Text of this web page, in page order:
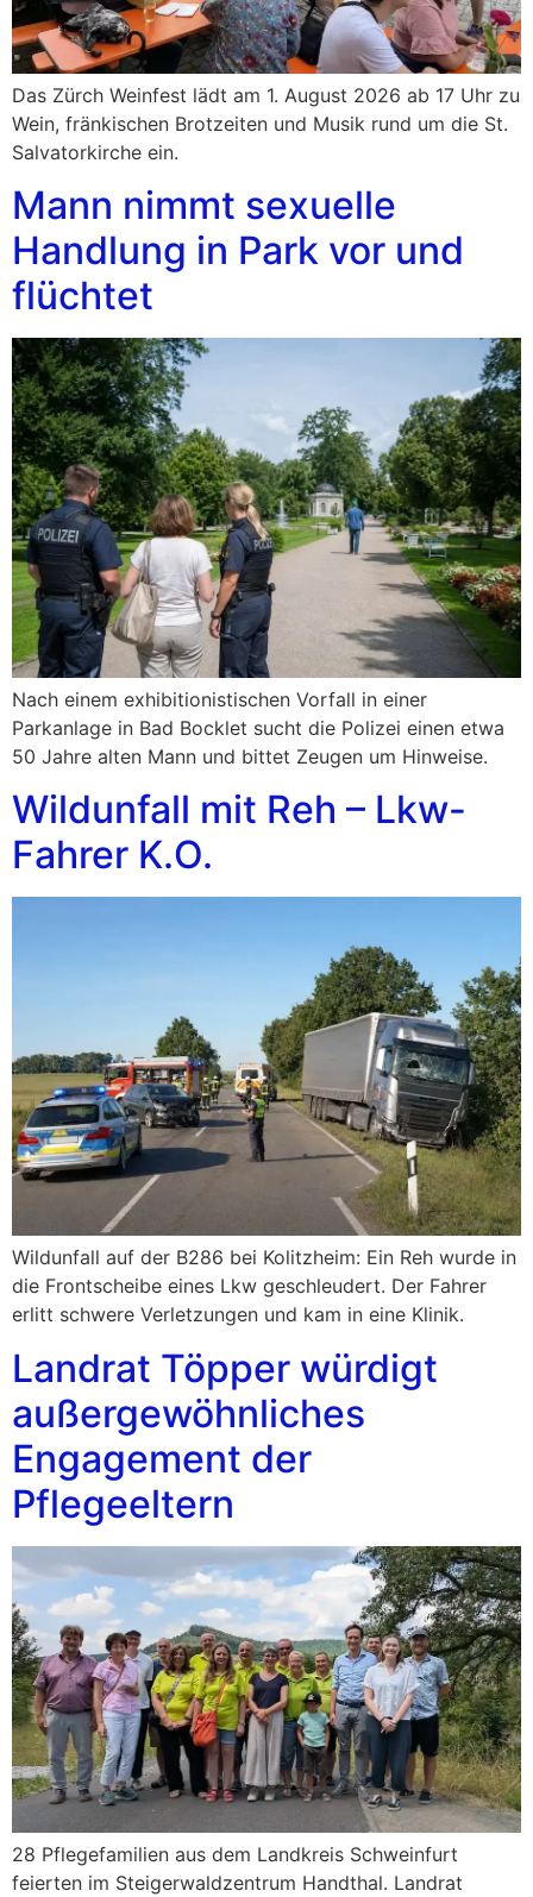
Das Zürch Weinfest lädt am 1. August 2026 ab 17 Uhr zu
Wein, fränkischen Brotzeiten und Musik rund um die St.
Salvatorkirche ein.
Mann nimmt sexuelle
Handlung in Park vor und
flüchtet
Nach einem exhibitionistischen Vorfall in einer
Parkanlage in Bad Bocklet sucht die Polizei einen etwa
50 Jahre alten Mann und bittet Zeugen um Hinweise.
Wildunfall mit Reh – Lkw-
Fahrer K.O.
Wildunfall auf der B286 bei Kolitzheim: Ein Reh wurde in
die Frontscheibe eines Lkw geschleudert. Der Fahrer
erlitt schwere Verletzungen und kam in eine Klinik.
Landrat Töpper würdigt
außergewöhnliches
Engagement der
Pflegeeltern
28 Pflegefamilien aus dem Landkreis Schweinfurt
feierten im Steigerwaldzentrum Handthal. Landrat